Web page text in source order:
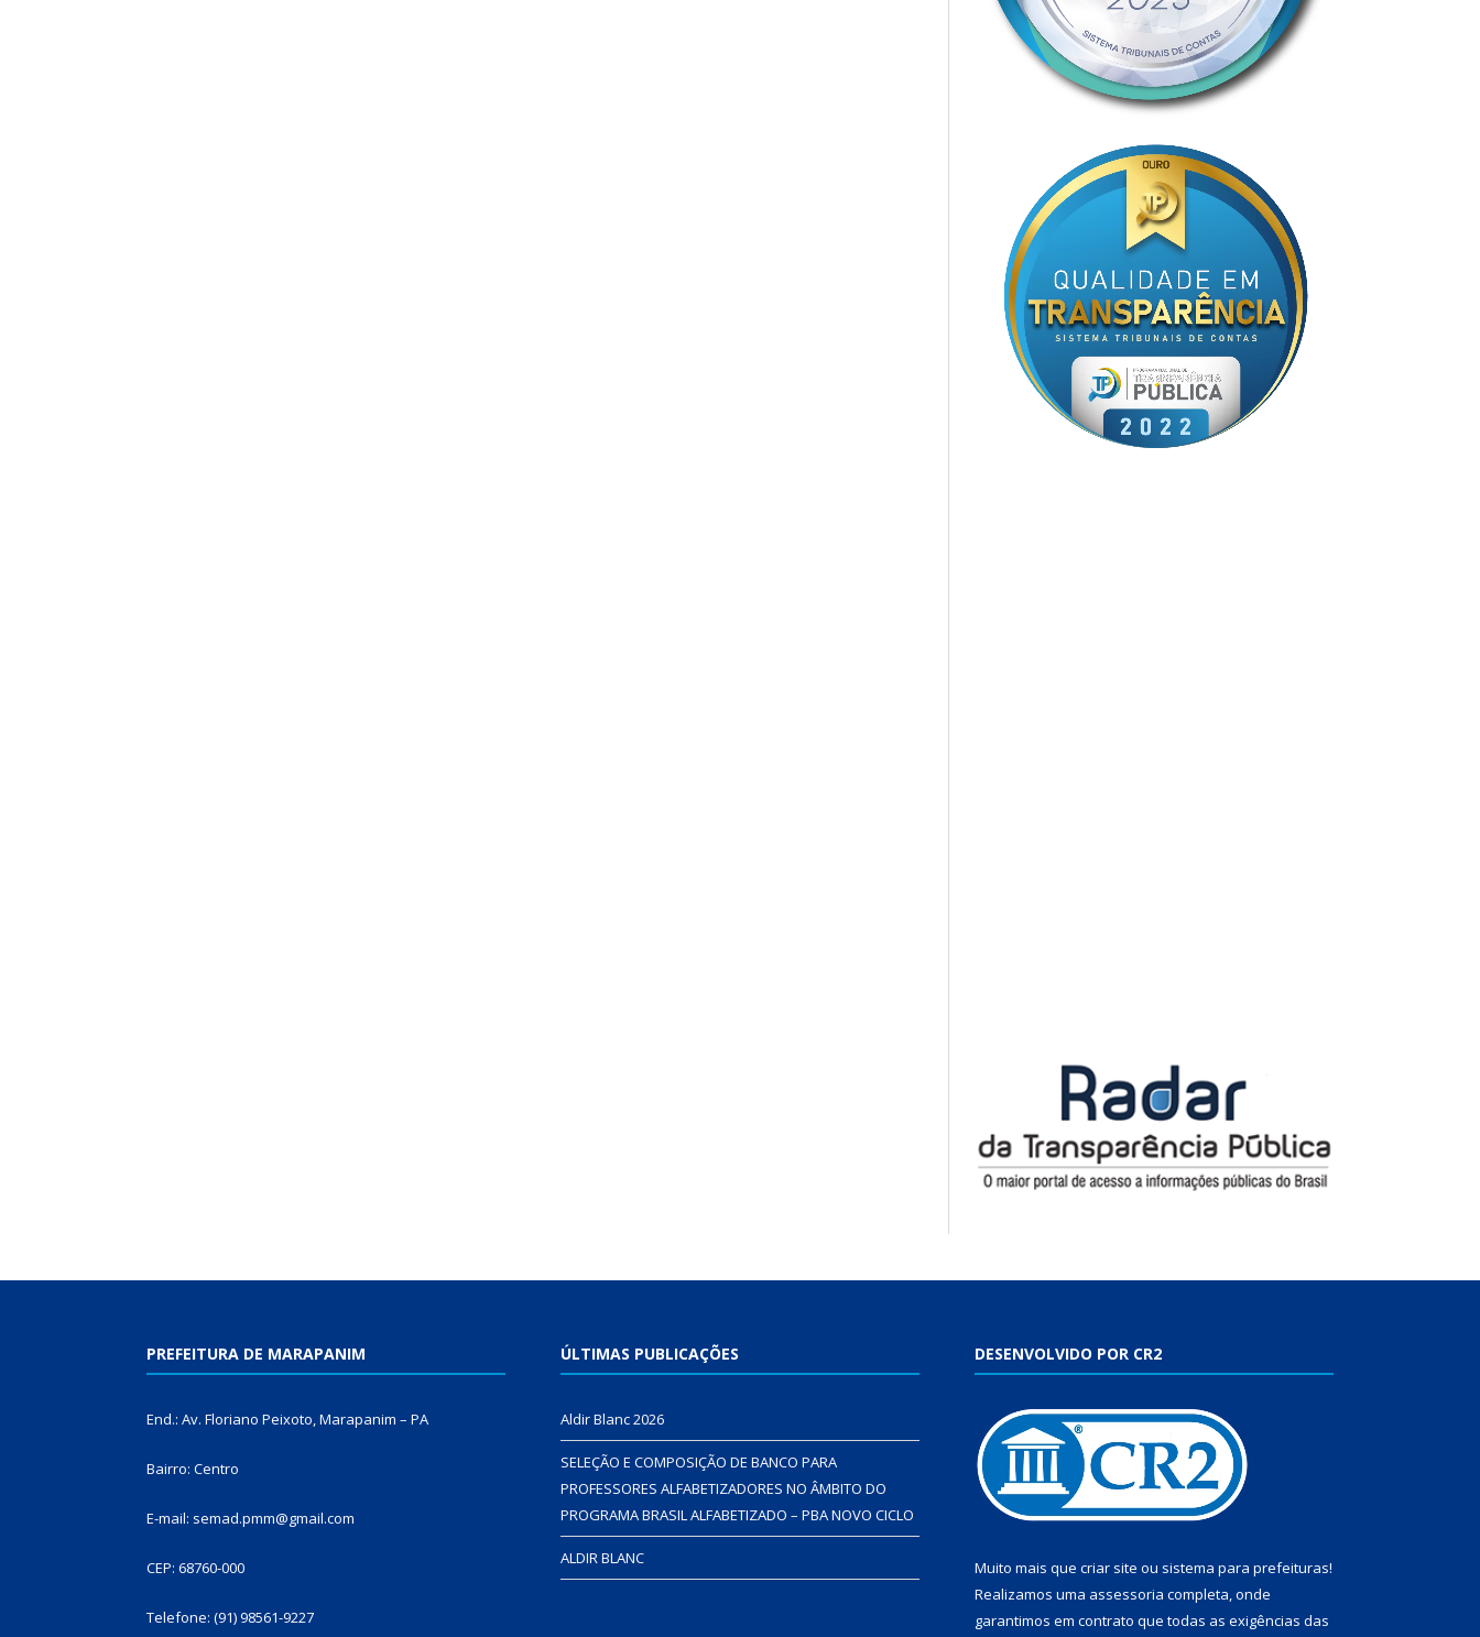
PREFEITURA DE MARAPANIM
End.: Av. Floriano Peixoto, Marapanim – PA
Bairro: Centro
E-mail: semad.pmm@gmail.com
CEP: 68760-000
Telefone: (91) 98561-9227
ÚLTIMAS PUBLICAÇÕES
Aldir Blanc 2026
SELEÇÃO E COMPOSIÇÃO DE BANCO PARA
PROFESSORES ALFABETIZADORES NO ÂMBITO DO
PROGRAMA BRASIL ALFABETIZADO – PBA NOVO CICLO
ALDIR BLANC
DESENVOLVIDO POR CR2
Muito mais que criar site ou sistema para prefeituras!
Realizamos uma assessoria completa, onde
garantimos em contrato que todas as exigências das